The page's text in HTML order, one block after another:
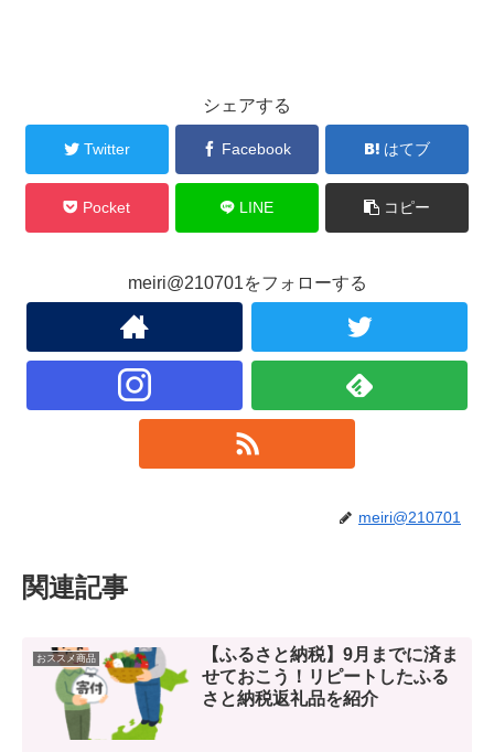
シェアする
Twitter Facebook はてブ
Pocket LINE コピー
meiri@210701をフォローする
meiri@210701
関連記事
おススメ商品
【ふるさと納税】9月までに済ま
せておこう！リピートしたふる
さと納税返礼品を紹介